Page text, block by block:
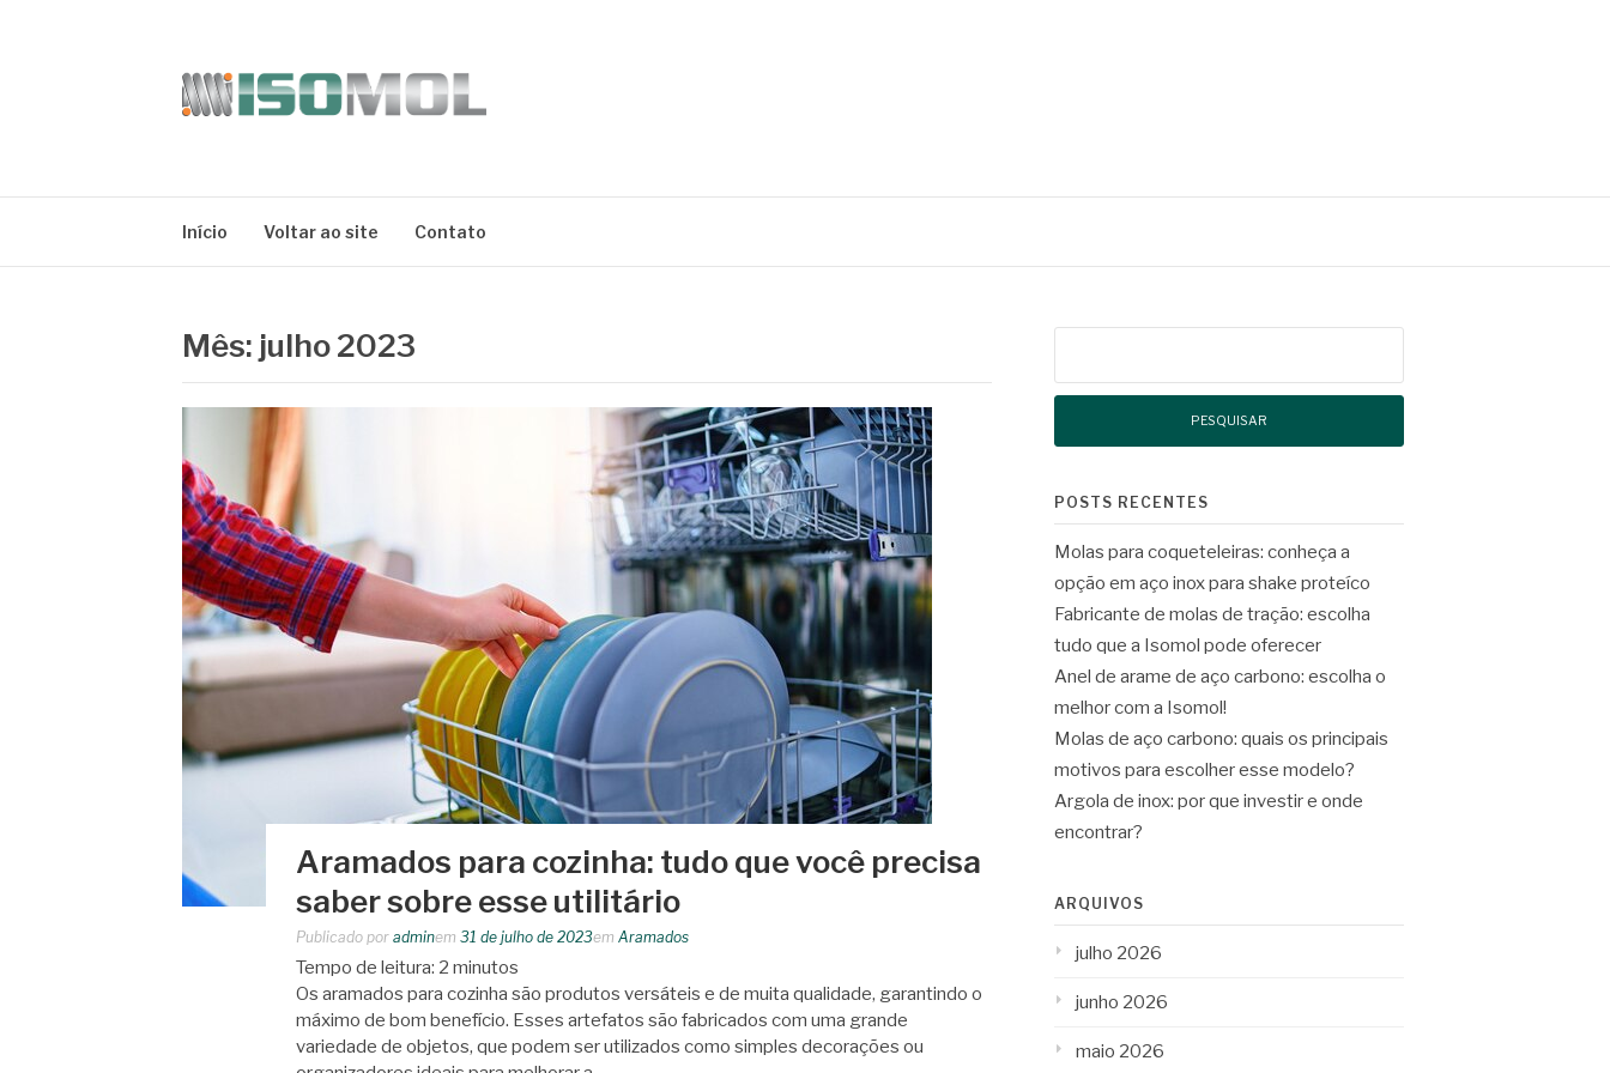
Início Voltar ao site Contato
Mês: julho 2023
Aramados para cozinha: tudo que você precisa
saber sobre esse utilitário
Publicado por adminem 31 de julho de 2023em Aramados
Tempo de leitura: 2 minutos
Os aramados para cozinha são produtos versáteis e de muita qualidade, garantindo o
máximo de bom benefício. Esses artefatos são fabricados com uma grande
variedade de objetos, que podem ser utilizados como simples decorações ou
POSTS RECENTES
Molas para coqueteleiras: conheça a
opção em aço inox para shake proteíco
Fabricante de molas de tração: escolha
tudo que a Isomol pode oferecer
Anel de arame de aço carbono: escolha o
melhor com a Isomol!
Molas de aço carbono: quais os principais
motivos para escolher esse modelo?
Argola de inox: por que investir e onde
encontrar?
ARQUIVOS
julho 2026
junho 2026
maio 2026